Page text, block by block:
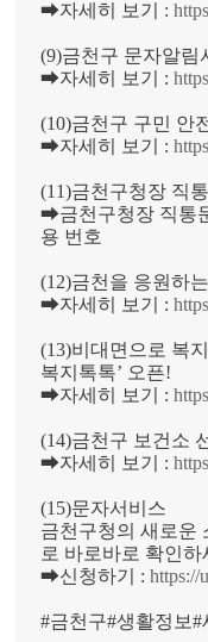
➡자세히 보기 :
(9)금천구 문자알림
➡자세히 보기 :
(10)금천구 구민 안
➡자세히 보기 :
(11)금천구청장 직
➡금천구청장 직통
용 번호
(12)금천을 응원하
➡자세히 보기 :
(13)비대면으로 복
복지톡톡’ 오픈!
➡자세히 보기 :
(14)금천구 보건소
➡자세히 보기 :
(15)문자서비스
금천구청의 새로운
로 바로바로 확인하
➡신청하기 :https://
#금천구#생활정보